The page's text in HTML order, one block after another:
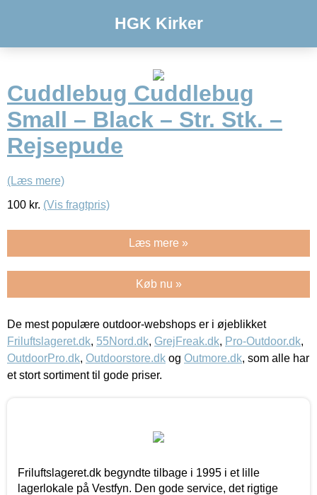
HGK Kirker
Cuddlebug Cuddlebug
Small – Black – Str. Stk. –
Rejsepude
(Læs mere)
100 kr. (Vis fragtpris)
Læs mere »
Køb nu »
De mest populære outdoor-webshops er i øjeblikket
Friluftslageret.dk, 55Nord.dk, GrejFreak.dk, Pro-Outdoor.dk,
OutdoorPro.dk, Outdoorstore.dk og Outmore.dk, som alle har
et stort sortiment til gode priser.
Friluftslageret.dk begyndte tilbage i 1995 i et lille
lagerlokale på Vestfyn. Den gode service, det rigtige